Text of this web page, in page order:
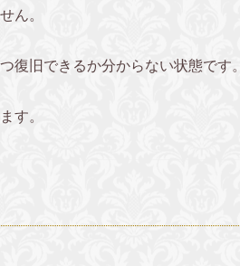
ん。
復旧できるか分からない状態です。
す。